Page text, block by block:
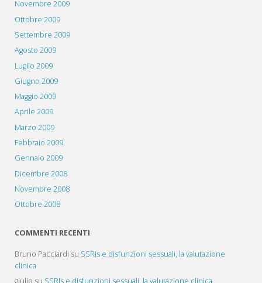
Novembre 2009
Ottobre 2009
Settembre 2009
Agosto 2009
Luglio 2009
Giugno 2009
Maggio 2009
Aprile 2009
Marzo 2009
Febbraio 2009
Gennaio 2009
Dicembre 2008
Novembre 2008
Ottobre 2008
COMMENTI RECENTI
Bruno Pacciardi su SSRIs e disfunzioni sessuali, la valutazione
clinica